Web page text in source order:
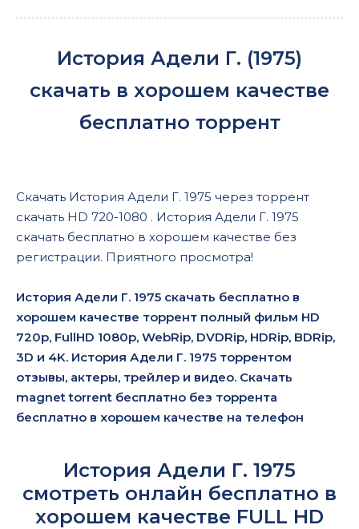
История Адели Г. (1975)
скачать в хорошем качестве
бесплатно торрент
Скачать История Адели Г. 1975 через торрент
скачать HD 720-1080 . История Адели Г. 1975
скачать бесплатно в хорошем качестве без
регистрации. Приятного просмотра!
История Адели Г. 1975 скачать бесплатно в
хорошем качестве торрент полный фильм HD
720p, FullHD 1080p, WebRip, DVDRip, HDRip, BDRip,
3D и 4K. История Адели Г. 1975 торрентом
отзывы, актеры, трейлер и видео. Скачать
magnet torrent бесплатно без торрента
бесплатно в хорошем качестве на телефон
История Адели Г. 1975
смотреть онлайн бесплатно в
хорошем качестве FULL HD